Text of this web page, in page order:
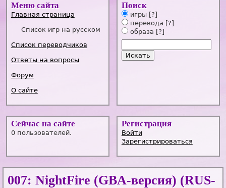
Меню сайта
Главная страница
Список игр на русском
Список переводчиков
Ответы на вопросы
Форум
О сайте
Поиск
игры [?]
перевода [?]
образа [?]
Сейчас на сайте
0 пользователей.
Регистрация
Войти
Зарегистрироваться
007: NightFire (GBA-версия) (RUS-